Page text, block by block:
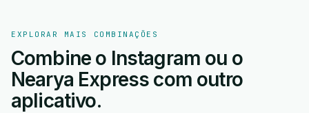
EXPLORAR MAIS COMBINAÇÕES
Combine o Instagram ou o
Nearya Express com outro
aplicativo.